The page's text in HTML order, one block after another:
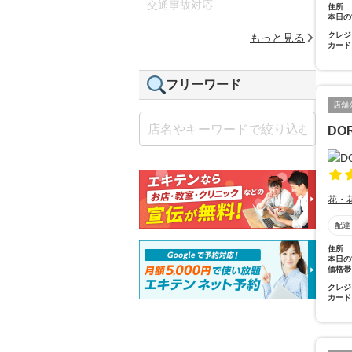
住所
本日
クレ
カード
店舗
花・
配達
住所
本日
価格帯
クレ
カード
交通事故対応
もっと見る
フリーワード